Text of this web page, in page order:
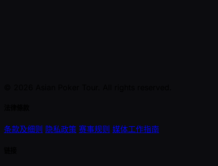
条款及细则 隐私政策 赛事规则 媒体工作指南